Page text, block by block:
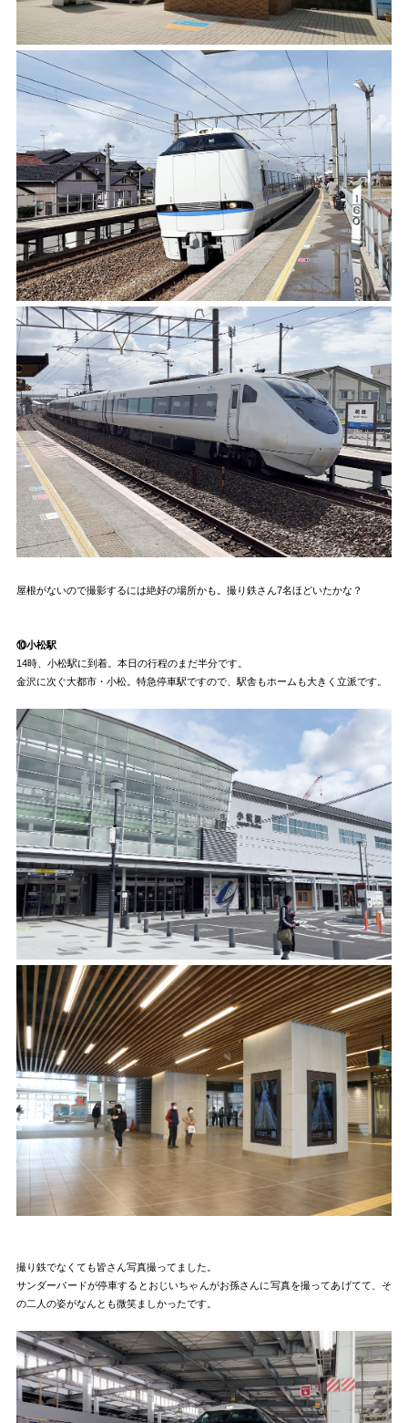
屋根がないので撮影するには絶好の場所かも。撮り鉄さん7名ほどいたかな？
⑩小松駅
14時、小松駅に到着。本日の行程のまだ半分です。
金沢に次ぐ大都市・小松。特急停車駅ですので、駅舎もホームも大きく立派です。
撮り鉄でなくても皆さん写真撮ってました。
サンダーバードが停車するとおじいちゃんがお孫さんに写真を撮ってあげてて、そ
の二人の姿がなんとも微笑ましかったです。